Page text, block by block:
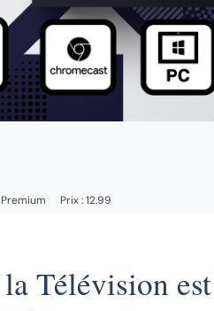
Premium Prix : 12.99
Télévision